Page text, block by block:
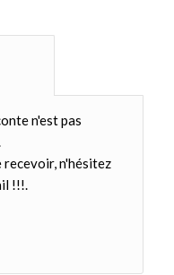
n'est pas
n'hésitez
!!!.